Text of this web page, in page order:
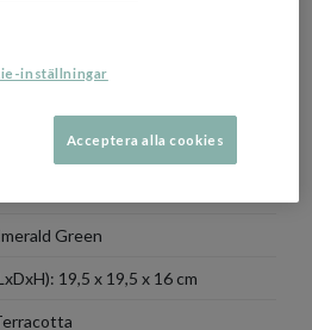
Green
19,5 x 19,5 x 16 cm
inställningar
Acceptera alla cookies